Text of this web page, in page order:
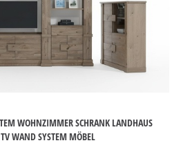
WOHNZIMMER SCHRANK LANDHAUS
WAND SYSTEM MÖBEL